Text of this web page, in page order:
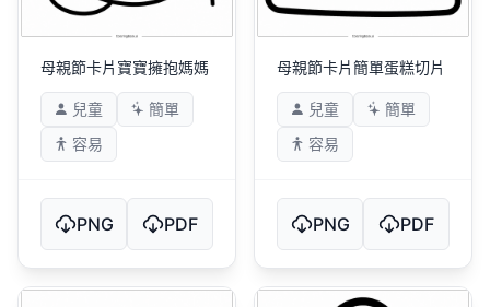
母親節卡片寶寶擁抱媽媽
兒童
簡單
容易
PNG PDF
母親節卡片簡單蛋糕切片
兒童
簡單
容易
PNG PDF